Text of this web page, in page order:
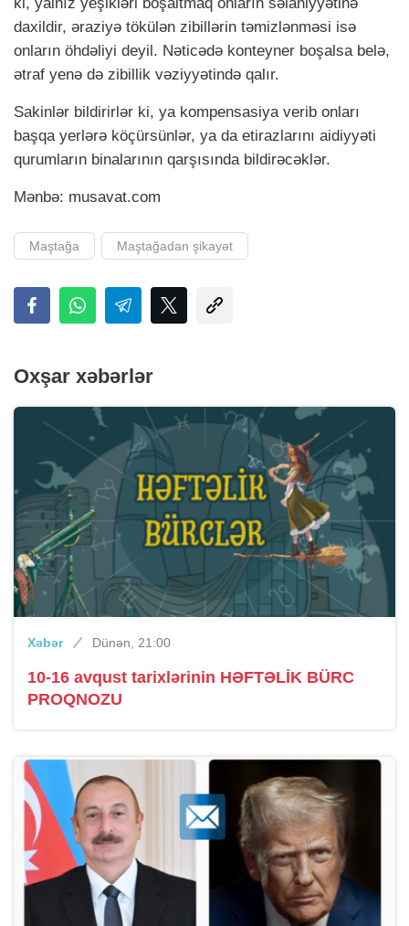
ki, yalnız yeşikləri boşaltmaq onların səlahiyyətinə
daxildir, əraziyə tökülən zibillərin təmizlənməsi isə
onların öhdəliyi deyil. Nəticədə konteyner boşalsa belə,
ətraf yenə də zibillik vəziyyətində qalır.
Sakinlər bildirirlər ki, ya kompensasiya verib onları
başqa yerlərə köçürsünlər, ya da etirazlarını aidiyyəti
qurumların binalarının qarşısında bildirəcəklər.
Mənbə: musavat.com
Maştağa Maştağadan şikayət
Oxşar xəbərlər
Xəbər Dünən, 21:00
10-16 avqust tarixlərinin HƏFTƏLİK BÜRC
PROQNOZU